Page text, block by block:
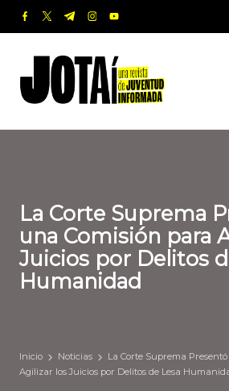
Saltar
contenido
facebook.com
twitter.com
t.me instagram.com
youtube.com
o
t
revista
de
Informada
La Corte Suprema
una Comisión para
Juicios por Delitos
Humanidad
Inicio Noticias
La Corte Suprema
Agilizar los Juicios por Delitos de Lesa